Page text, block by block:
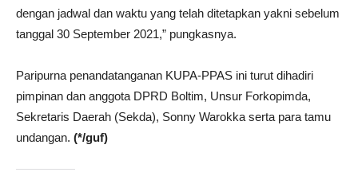
dengan jadwal dan waktu yang telah ditetapkan yakni sebelum
tanggal 30 September 2021,” pungkasnya.
Paripurna penandatanganan KUPA-PPAS ini turut dihadiri
pimpinan dan anggota DPRD Boltim, Unsur Forkopimda,
Sekretaris Daerah (Sekda), Sonny Warokka serta para tamu
undangan. (*/guf)